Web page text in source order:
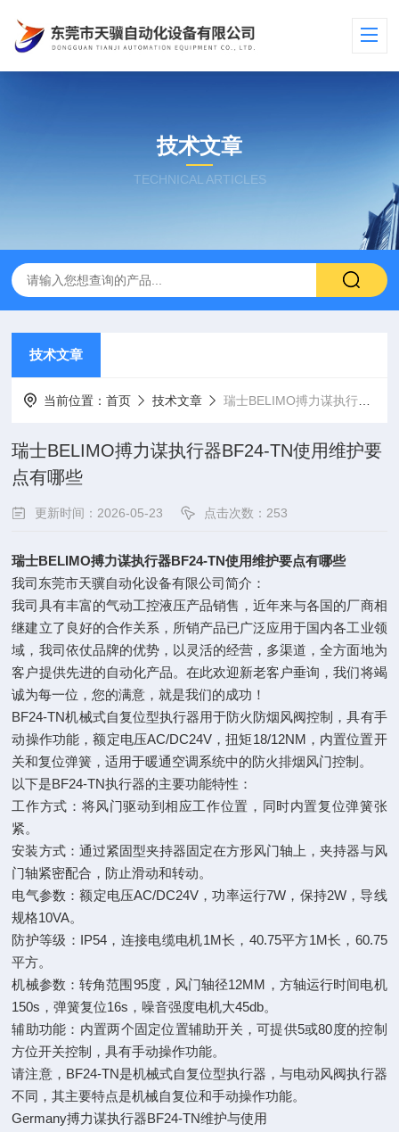
技术文章
TECHNICAL ARTICLES
技术文章
当前位置：首页 技术文章 瑞士BELIMO搏力谋执行器BF24-TN使用维护要点有哪些
瑞士BELIMO搏力谋执行器BF24-TN使用维护要
点有哪些
更新时间：2026-05-23 点击次数：253
瑞士BELIMO搏力谋执行器BF24-TN使用维护要点有哪些
我司东莞市天骥自动化设备有限公司简介：
我司具有丰富的气动工控液压产品销售，近年来与各国的厂商相
继建立了良好的合作关系，所销产品已广泛应用于国内各工业领
域，我司依仗品牌的优势，以灵活的经营，多渠道，全方面地为
客户提供先进的自动化产品。在此欢迎新老客户垂询，我们将竭
诚为每一位，您的满意，就是我们的成功！
BF24-TN机械式自复位型执行器用于防火防烟风阀控制，具有手
动操作功能，额定电压AC/DC24V，扭矩18/12NM，内置位置开
关和复位弹簧，适用于暖通空调系统中的防火排烟风门控制。
以下是BF24-TN执行器的主要功能特性：
工作方式：将风门驱动到相应工作位置，同时内置复位弹簧张
紧。
安装方式：通过紧固型夹持器固定在方形风门轴上，夹持器与风
门轴紧密配合，防止滑动和转动。
电气参数：额定电压AC/DC24V，功率运行7W，保持2W，导线
规格10VA。
防护等级：IP54，连接电缆电机1M长，40.75平方1M长，60.75
平方。
机械参数：转角范围95度，风门轴径12MM，方轴运行时间电机
150s，弹簧复位16s，噪音强度电机大45db。
辅助功能：内置两个固定位置辅助开关，可提供5或80度的控制
方位开关控制，具有手动操作功能。
请注意，BF24-TN是机械式自复位型执行器，与电动风阀执行器
不同，其主要特点是机械自复位和手动操作功能。
Germany搏力谋执行器BF24-TN维护与使用